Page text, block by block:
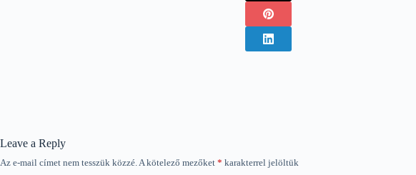
Leave a Reply
Az e-mail címet nem tesszük közzé.A kötelező mezőket * karakterrel jelöltük